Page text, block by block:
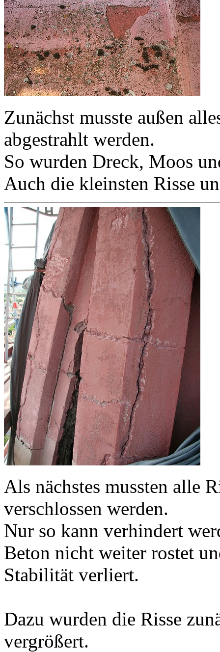
Zunächst musste außen
abgestrahlt werden.
So wurden Dreck, Moos
Auch die kleinsten Risse
Als nächstes mussten alle
verschlossen werden.
Nur so kann verhindert
Beton nicht weiter rostet
Stabilität verliert.
Dazu wurden die Risse
vergrößert.